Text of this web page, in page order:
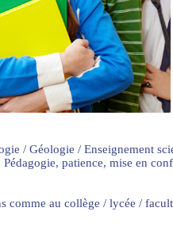
/ Géologie / Enseignement
patience, mise en
comme au collège / lycée /